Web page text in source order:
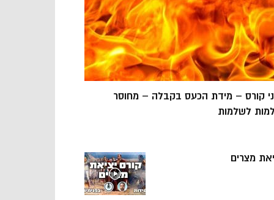
קורס – מידת הכעס בקבלה – מחוסר
לשלמות
מצרים